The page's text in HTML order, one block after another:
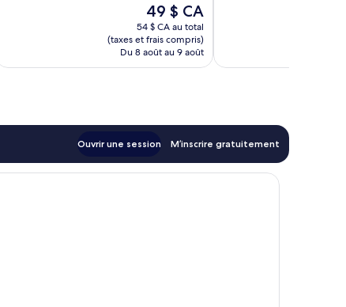
Le
prix
est
de
49 $ CA
49 $ CA
54 $ CA au total
(taxes et frais compris)
Du 8 août au 9 août
Ouvrir une session M’inscrire gratuitement